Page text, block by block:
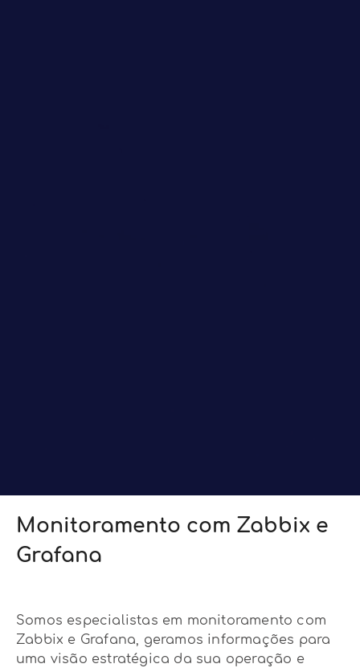
Monitoramento com Zabbix e
Grafana
Somos especialistas em monitoramento com
Zabbix e Grafana, geramos informações para
uma visão estratégica da sua operação e